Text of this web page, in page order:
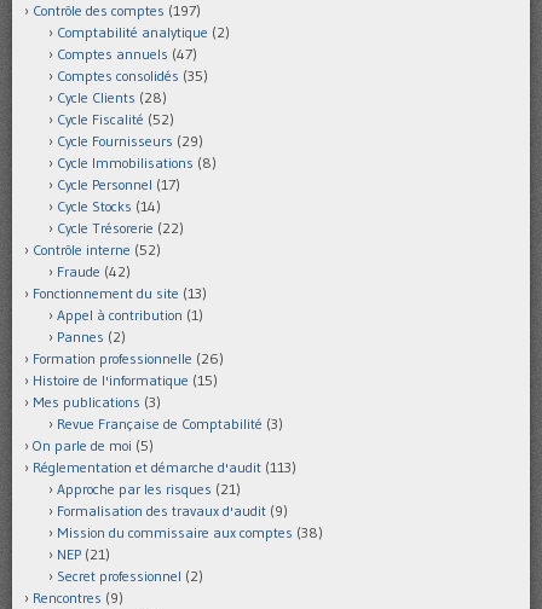
Contrôle des comptes (197)
Comptabilité analytique (2)
Comptes annuels (47)
Comptes consolidés (35)
Cycle Clients (28)
Cycle Fiscalité (52)
Cycle Fournisseurs (29)
Cycle Immobilisations (8)
Cycle Personnel (17)
Cycle Stocks (14)
Cycle Trésorerie (22)
Contrôle interne (52)
Fraude (42)
Fonctionnement du site (13)
Appel à contribution (1)
Pannes (2)
Formation professionnelle (26)
Histoire de l'informatique (15)
Mes publications (3)
Revue Française de Comptabilité (3)
On parle de moi (5)
Réglementation et démarche d'audit (113)
Approche par les risques (21)
Formalisation des travaux d'audit (9)
Mission du commissaire aux comptes (38)
NEP (21)
Secret professionnel (2)
Rencontres (9)